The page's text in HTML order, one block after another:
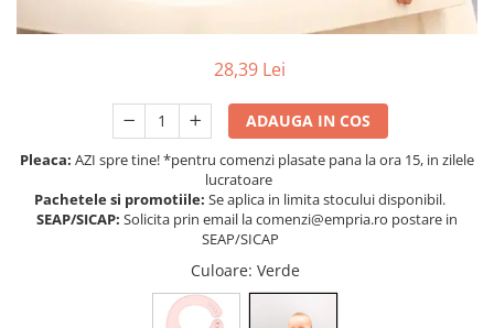
Haine & accesorii plaja
Palarii protectie UV
Accesorii plaja
Puericultura mare
Carucioare si scaune auto
Tarcuri copii / bebelusi
28,39 Lei
ADAUGA IN COS
Pleaca: AZI spre tine! *pentru comenzi plasate pana la ora 15, in zilele
lucratoare
Pachetele si promotiile: Se aplica in limita stocului disponibil.
SEAP/SICAP: Solicita prin email la comenzi@empria.ro postare in
SEAP/SICAP
Culoare: Verde